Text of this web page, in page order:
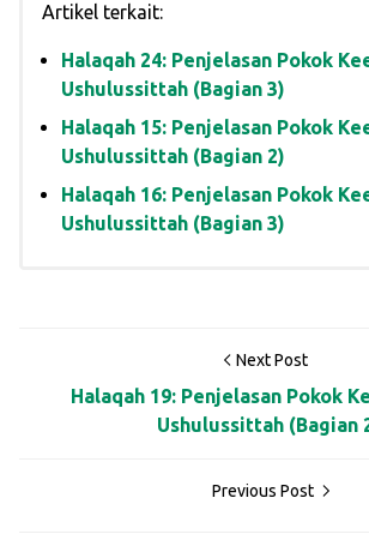
Artikel terkait:
Halaqah 24: Penjelasan Pokok
Ushulussittah (Bagian 3)
Halaqah 15: Penjelasan Pokok
Ushulussittah (Bagian 2)
Halaqah 16: Penjelasan Pokok
Ushulussittah (Bagian 3)
Next Post
Halaqah 19: Penjelasan Pokok
Ushulussittah (Bagian
Previous Post